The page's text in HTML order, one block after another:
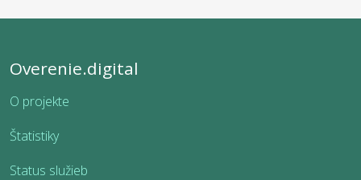
Overenie.digital
O projekte
Štatistiky
Status služieb